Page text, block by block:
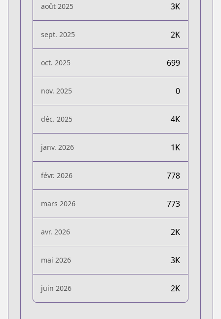
août 2025 3K
sept. 2025 2K
oct. 2025 699
nov. 2025 0
déc. 2025 4K
janv. 2026 1K
févr. 2026 778
mars 2026 773
avr. 2026 2K
mai 2026 3K
juin 2026 2K